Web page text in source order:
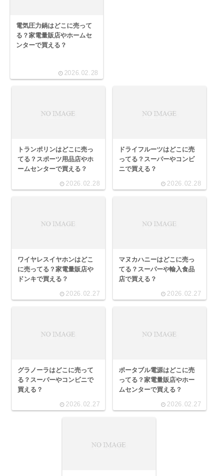
電気圧力鍋はどこに売って
る？家電量販店やホームセ
ンターで買える？
2026.02.28
トランポリンはどこに売っ
てる？スポーツ用品店やホ
ームセンターで買える？
2026.02.28
ドライフルーツはどこに売
ってる？スーパーやコンビ
ニで買える？
2026.02.28
ワイヤレスイヤホンはどこ
に売ってる？家電量販店や
ドンキで買える？
2026.02.27
マヌカハニーはどこに売っ
てる？スーパーや輸入食品
店で買える？
2026.02.27
グラノーラはどこに売って
る？スーパーやコンビニで
買える？
2026.02.27
ポータブル電源はどこに売
ってる？家電量販店やホー
ムセンターで買える？
2026.02.27